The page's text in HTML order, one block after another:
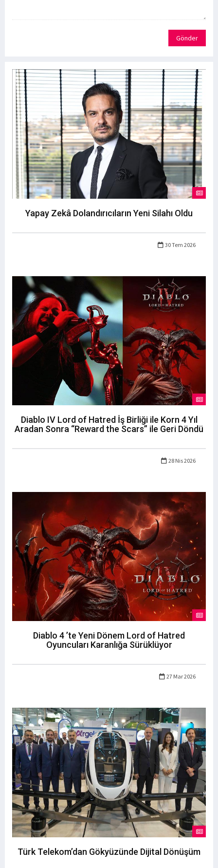
Gönder
Yapay Zekâ Dolandırıcıların Yeni Silahı Oldu
30 Tem 2026
Diablo IV Lord of Hatred İş Birliği ile Korn 4 Yıl
Aradan Sonra “Reward the Scars” ile Geri Döndü
28 Nis 2026
Diablo 4 ’te Yeni Dönem Lord of Hatred
Oyuncuları Karanlığa Sürüklüyor
27 Mar 2026
Türk Telekom’dan Gökyüzünde Dijital Dönüşüm